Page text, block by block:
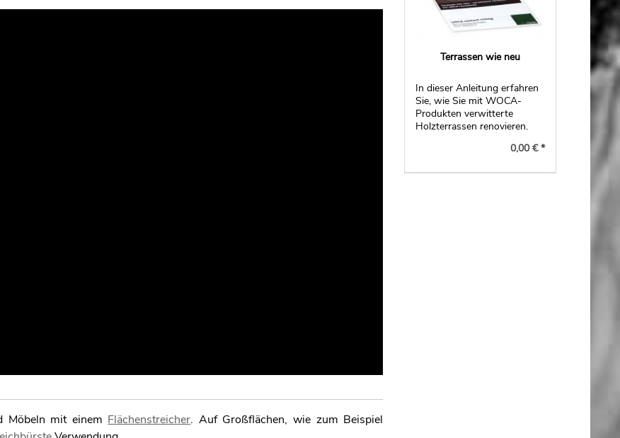
Möbeln mit einem Flächenstreicher. Auf Großflächen, wie zum Beispiel
Terrassen wie neu
In dieser Anleitung erfahren
Sie, wie Sie mit WOCA-
Produkten verwitterte
Holzterrassen renovieren.
0,00 € *